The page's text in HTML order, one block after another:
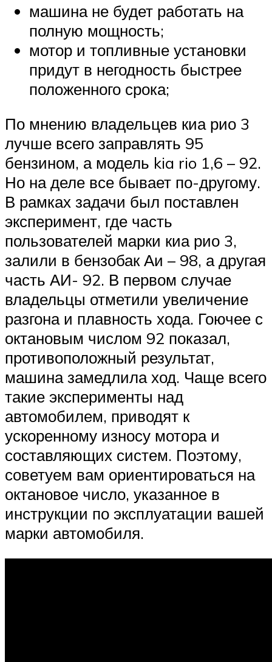
машина не будет работать на
полную мощность;
мотор и топливные установки
придут в негодность быстрее
положенного срока;
По мнению владельцев киа рио 3
лучше всего заправлять 95
бензином, а модель kia rio 1,6 – 92.
Но на деле все бывает по-другому.
В рамках задачи был поставлен
эксперимент, где часть
пользователей марки киа рио 3,
залили в бензобак Аи – 98, а другая
часть АИ- 92. В первом случае
владельцы отметили увеличение
разгона и плавность хода. Гоючее с
октановым числом 92 показал,
противоположный результат,
машина замедлила ход. Чаще всего
такие эксперименты над
автомобилем, приводят к
ускоренному износу мотора и
составляющих систем. Поэтому,
советуем вам ориентироваться на
октановое число, указанное в
инструкции по эксплуатации вашей
марки автомобиля.